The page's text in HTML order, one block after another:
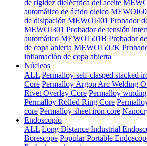
de rigidez dieléctrica del aceite
automático de ácido oleico
de disipación MEWOI401 Probador
MEWOI301 Probador de tensión
automático MEWOI501B Probador
de copa abierta MEWOI502K
inflamación de copa abierta
Núcleos
ALL Permalloy self-clasped stacked
Core Permalloy Argon Arc Welding
Rivet Overlay Core Permalloy
Permalloy Rolled Ring Core
core Permalloy sheet iron core
Endoscopio
ALL Long Distance Industrial
Borescope Popular Portable